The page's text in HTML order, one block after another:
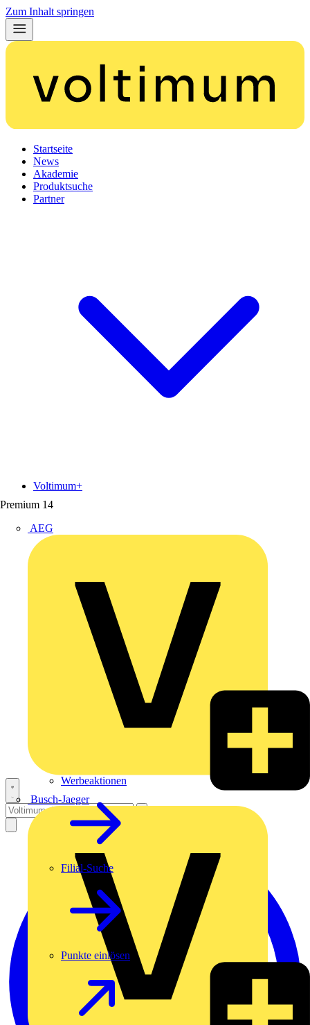
Zum Inhalt springen
Startseite
News
Akademie
Produktsuche
Partner
Premium 14
AEG
Busch-Jaeger
Voltimum+
Werbeaktionen
Filial-Suche
Punkte einlösen